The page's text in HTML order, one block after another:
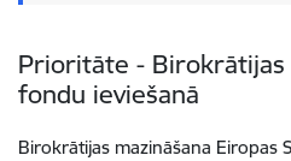
Prioritāte - Birokrātijas
fondu ieviešanā
Birokrātijas mazināšana Eiropas